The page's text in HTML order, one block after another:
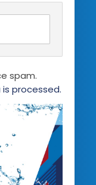
spam.
processed.